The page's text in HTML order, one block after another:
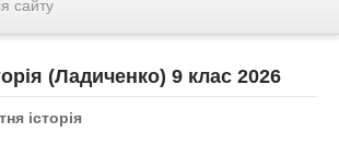
сайту
(Ладиченко) 9 клас 2026
історія